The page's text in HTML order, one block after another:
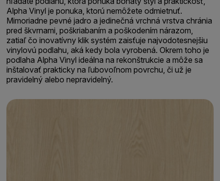
Alpha Vinyl je ponuka, ktorú nemôžete odmietnuť.
Mimoriadne pevné jadro a jedinečná vrchná vrstva chránia
pred škvrnami, poškriabaním a poškodením nárazom,
zatiaľ čo inovatívny klik systém zaisťuje najvodotesnejšiu
vinylovú podlahu, aká kedy bola vyrobená. Okrem toho je
podlaha Alpha Vinyl ideálna na rekonštrukcie a môže sa
inštalovať prakticky na ľubovoľnom povrchu, či už je
pravidelný alebo nepravidelný.